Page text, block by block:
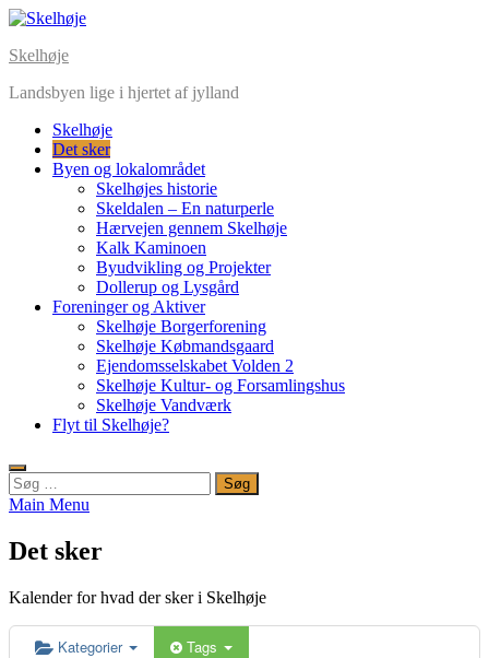
Skip
content
Skelhøje
Landsbyen lige i hjertet af jylland
Skelhøje
Det sker
Byen og lokalområdet
Skelhøjes historie
Skeldalen – En naturperle
Hærvejen gennem Skelhøje
Kalk Kaminoen
Byudvikling og Projekter
Dollerup og Lysgård
Foreninger og Aktiver
Skelhøje Borgerforening
Skelhøje Købmandsgaard
Ejendomsselskabet Volden 2
Skelhøje Kultur- og Forsamlingshus
Skelhøje Vandværk
Flyt til Skelhøje?
Søg
efter:
Main Menu
Det sker
Kalender for hvad der sker i Skelhøje
Kategorier Tags